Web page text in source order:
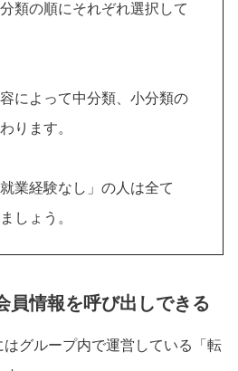
類の順にそれぞれ選択して
によって中分類、小分類の
ります。
業経験なし」の人は全て
しょう。
員情報を呼び出しできる
グループ内で運営している「転